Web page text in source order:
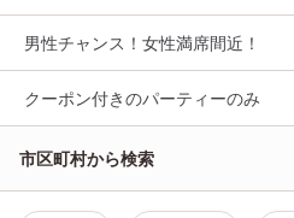
男性チャンス！女性満席間近！
クーポン付きのパーティーのみ
市区町村から検索